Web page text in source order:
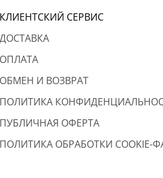
КЛИЕНТСКИЙ СЕРВИС
ДОСТАВКА
ОПЛАТА
ОБМЕН И ВОЗВРАТ
ПОЛИТИКА
ПУБЛИЧНАЯ ОФЕРТА
ПОЛИТИКА ОБРАБОТКИ COOKIE-